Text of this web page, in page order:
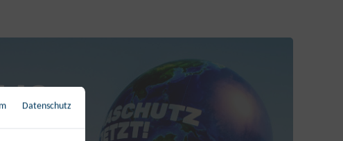
Datenschutz Zurück zur Übersicht